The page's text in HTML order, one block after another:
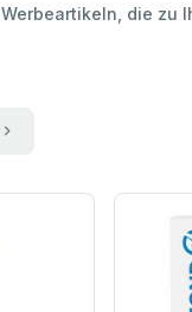
Werbeartikeln, die zu